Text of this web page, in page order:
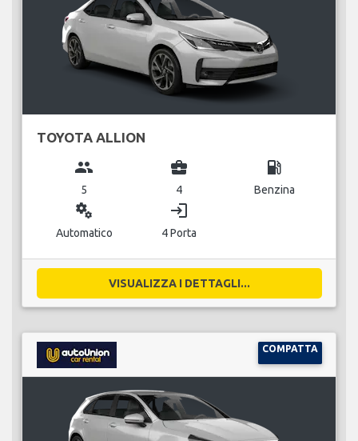
TOYOTA ALLION
group
5
business_center
4
local_gas_station
Benzina
miscellaneous_services
Automatico
login
4 Porta
VISUALIZZA I DETTAGLI...
COMPATTA